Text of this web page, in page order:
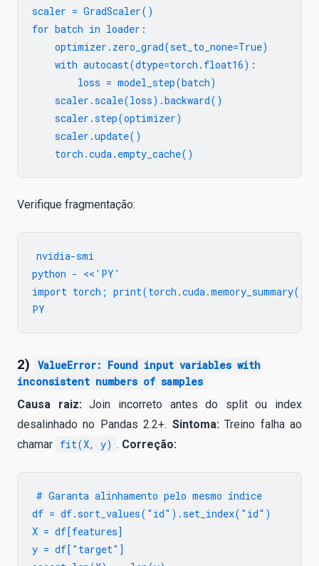
scaler = GradScaler()
for batch in loader:
    optimizer.zero_grad(set_to_none=True)
    with autocast(dtype=torch.float16):
        loss = model_step(batch)
    scaler.scale(loss).backward()
    scaler.step(optimizer)
    scaler.update()
Verifique fragmentação:
nvidia-smi
python - <<'PY'
import torch; print(torch.cuda.memory_summary())
2)
ValueError: Found input variables with
inconsistent numbers of samples
Causa raiz:Join incorreto antes do split ou index
desalinhado no Pandas 2.2+. Sintoma:Treino falha ao
chamar fit(X, y) . Correção:
# Garanta alinhamento pelo mesmo índice
df = df.sort_values("id").set_index("id")
X = df[features]
y = df["target"]